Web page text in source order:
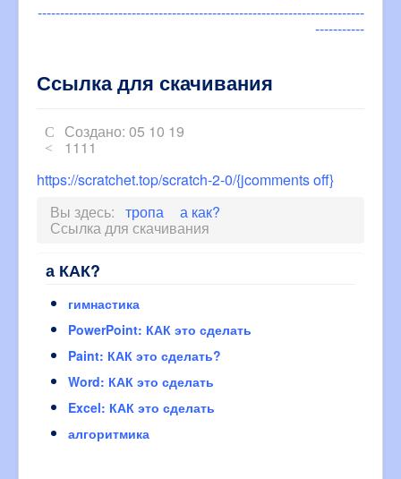
-------------------------------------------------------------------------
-----------
Ссылка для скачивания
Создано: 05 10 19
1111
https://scratchet.top/scratch-2-0/{jcomments off}
Вы здесь: тропа а как?
Ссылка для скачивания
а КАК?
гимнастика
PowerPoint: КАК это сделать
Paint: КАК это сделать?
Word: КАК это сделать
Excel: КАК это сделать
алгоритмика